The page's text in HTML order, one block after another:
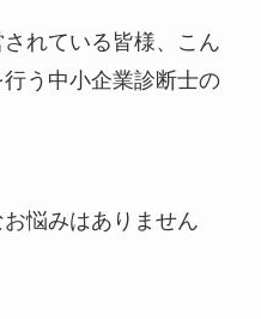
れている皆様、こん
う中小企業診断士の
悩みはありません